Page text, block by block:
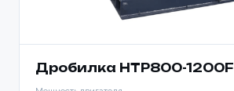
Дробилка HTP800-1200F